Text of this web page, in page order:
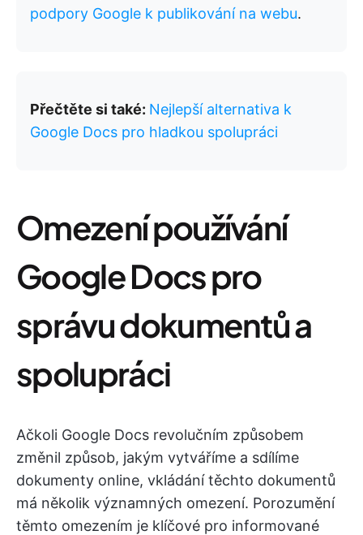
podpory Google k publikování na webu.
Přečtěte si také: Nejlepší alternativa k
Google Docs pro hladkou spolupráci
Omezení používání
Google Docs pro
správu dokumentů a
spolupráci
Ačkoli Google Docs revolučním způsobem
změnil způsob, jakým vytváříme a sdílíme
dokumenty online, vkládání těchto dokumentů
má několik významných omezení. Porozumění
těmto omezením je klíčové pro informované